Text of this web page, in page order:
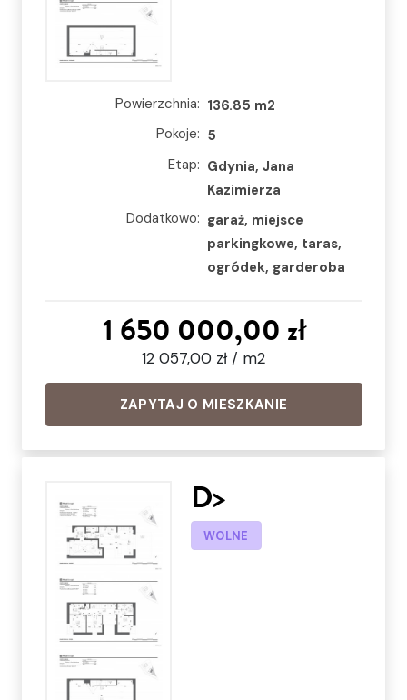
Powierzchnia: 136.85 m2
Pokoje: 5
Etap: Gdynia, Jana
Kazimierza
Dodatkowo: garaż, miejsce
parkingkowe, taras,
ogródek, garderoba
1 650 000,00 zł
12 057,00 zł / m2
ZAPYTAJ O MIESZKANIE
D>
WOLNE